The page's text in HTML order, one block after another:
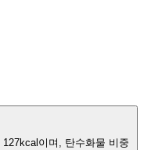
이며, 탄수화물 비중